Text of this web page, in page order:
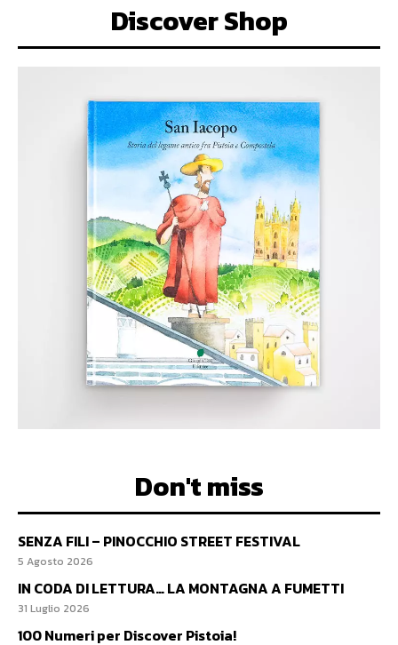
Discover Shop
Don't miss
SENZA FILI – PINOCCHIO STREET FESTIVAL
5 Agosto 2026
IN CODA DI LETTURA… LA MONTAGNA A FUMETTI
31 Luglio 2026
100 Numeri per Discover Pistoia!